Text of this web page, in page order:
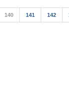
140 141 142